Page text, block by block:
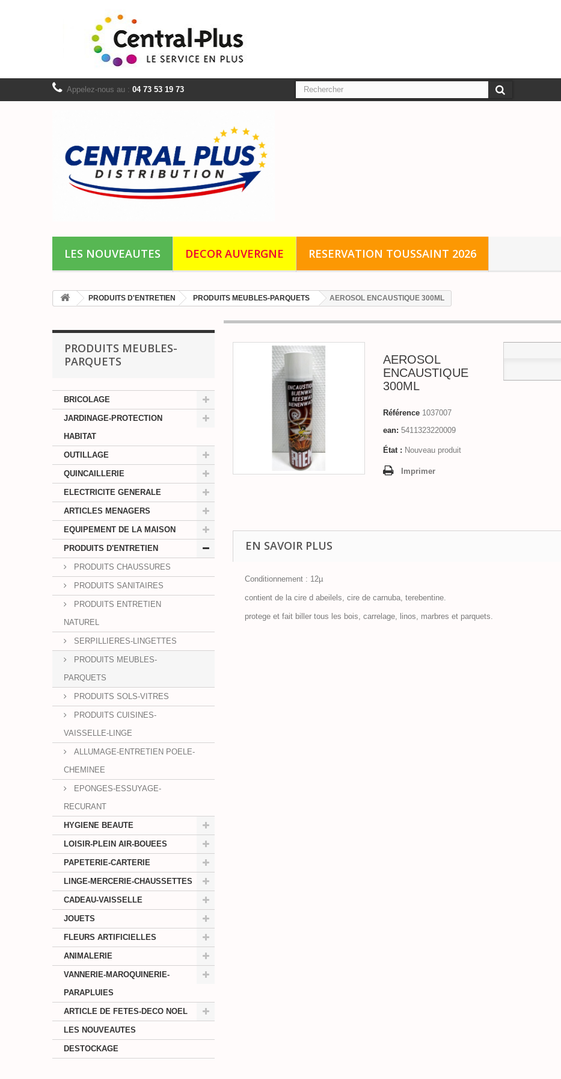
Appelez-nous au : 04 73 53 19 73
LES NOUVEAUTES DECOR AUVERGNE RESERVATION TOUSSAINT 2026
PRODUITS D'ENTRETIEN PRODUITS MEUBLES-PARQUETS AEROSOL ENCAUSTIQUE 300ML
PRODUITS MEUBLES-
PARQUETS
BRICOLAGE
JARDINAGE-PROTECTION
HABITAT
OUTILLAGE
QUINCAILLERIE
ELECTRICITE GENERALE
ARTICLES MENAGERS
EQUIPEMENT DE LA MAISON
PRODUITS D'ENTRETIEN
PRODUITS CHAUSSURES
PRODUITS SANITAIRES
PRODUITS ENTRETIEN
NATUREL
SERPILLIERES-LINGETTES
PRODUITS MEUBLES-
PARQUETS
PRODUITS SOLS-VITRES
PRODUITS CUISINES-
VAISSELLE-LINGE
ALLUMAGE-ENTRETIEN POELE-
CHEMINEE
EPONGES-ESSUYAGE-
RECURANT
HYGIENE BEAUTE
LOISIR-PLEIN AIR-BOUEES
PAPETERIE-CARTERIE
LINGE-MERCERIE-CHAUSSETTES
CADEAU-VAISSELLE
JOUETS
FLEURS ARTIFICIELLES
ANIMALERIE
VANNERIE-MAROQUINERIE-
PARAPLUIES
ARTICLE DE FETES-DECO NOEL
LES NOUVEAUTES
DESTOCKAGE
AEROSOL
ENCAUSTIQUE
300ML
Référence 1037007
ean: 5411323220009
État : Nouveau produit
Imprimer
EN SAVOIR PLUS
Conditionnement : 12µ
contient de la cire d abeilels, cire de carnuba, terebentine.
protege et fait biller tous les bois, carrelage, linos, marbres et parquets.